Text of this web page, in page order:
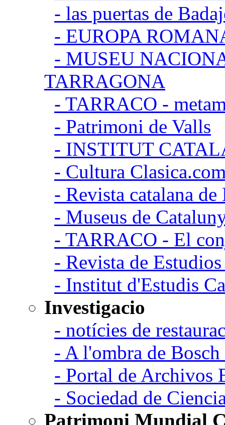
- las puertas de
- EUROPA
- MUSEU
TARRAGONA
- TARRACO -
- Patrimoni de Valls
- INSTITUT
- Cultura
- Revista catalana
- Museus de
- TARRACO - El
- Revista de
- Institut d'Estudis
Investigacio
- notícies de
- A l'ombra de
- Portal de Archivos
- Sociedad de
Patrimoni Mundial